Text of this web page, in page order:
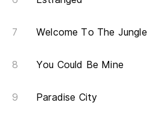
Welcome To The Jungle
You Could Be Mine
Paradise City